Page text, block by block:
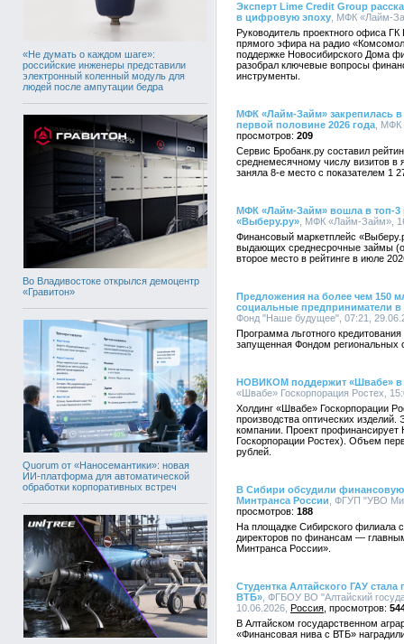
«Не думать о каждом шаге»:
российские инженеры представили
электронный коленный модуль для
людей после ампутации бедра
Во Владивостоке открылся демоцентр
«Гравитон»
Quorum от «Наносемантики»: новая
ИИ-платформа для автоматической
обработки корпоративных встреч
Эксперт Lime Credit Group
в цифровую эпоху , МФК «Лайм-
Руководитель проектного офиса
прямого эфира на радио
поддержке Новосибирского Дома
разобрал ключевые вопросы
инструменты.
МФК «Лайм-Займ» закрепилась
первой половине 2026 года ,
209
Сервис Бробанк.ру составил
среднемесячному числу визитов
заняла 8-е место с показателем 1
МФК «Лайм-Займ» вошла в топ-3
«Выберу.ру» , МФК «Лайм-Займ»,
Финансовый маркетплейс
выдающих среднесрочные займы
второе место в рейтинге в июле
Предложения на более чем 150
социальные предприниматели в
Фонд "Наше будущее", 07:21,
Программа льготного
запущенная Фондом
НОВИКОМ поддержит «Швабе» в
«Швабе» Госкорпорация Ростех,
Холдинг «Швабе» Госкорпорации
производства оптических изделий.
компании. Проект
Госкорпорации Ростех). Объем
рублей.
В Сибири обсудили
Минтранса России , ФГУП "УВО
188
На площадке Сибирского филиала
директоров по финансам —
Минтранса России».
Студентка Алтайского ГАУ
ВТБ» , ФГБОУ ВО "Алтайский
10.06.2026, Россия
В Алтайском государственном
«Финансовая нива с ВТБ»